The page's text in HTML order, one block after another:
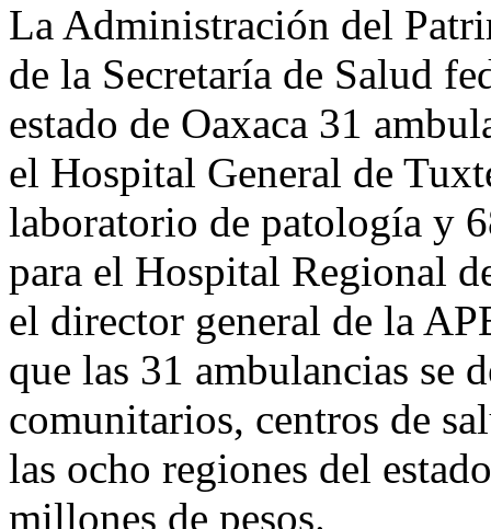
La Administración del
de la Secretaría de Salud
estado de Oaxaca 31
el Hospital General de
laboratorio de patología y
para el Hospital Regional
el director general de la
que las 31 ambulancias se
comunitarios, centros de
las ocho regiones del
millones de pesos.